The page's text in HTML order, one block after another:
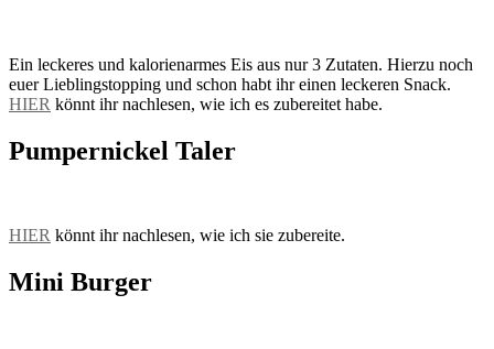
Ein leckeres und kalorienarmes Eis aus nur 3 Zutaten. Hierzu noch
euer Lieblingstopping und schon habt ihr einen leckeren Snack.
HIER könnt ihr nachlesen, wie ich es zubereitet habe.
Pumpernickel Taler
HIER könnt ihr nachlesen, wie ich sie zubereite.
Mini Burger